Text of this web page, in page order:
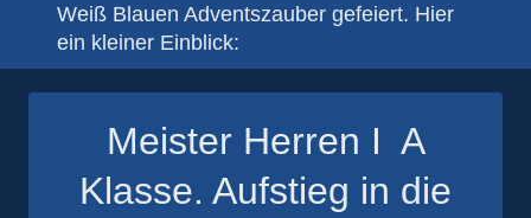
Weiß Blauen Adventszauber gefeiert. Hier
ein kleiner Einblick:
Meister Herren I A
Klasse. Aufstieg in die